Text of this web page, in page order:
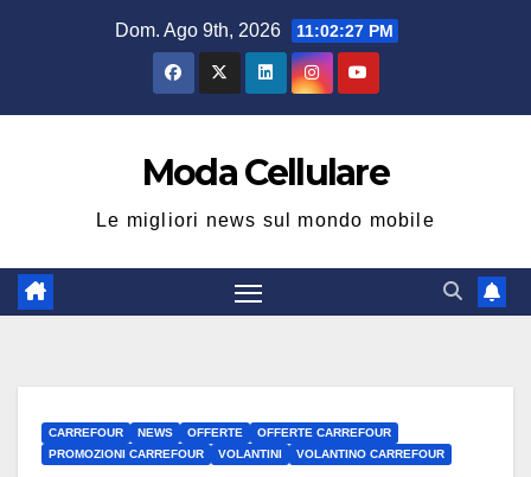
Dom. Ago 9th, 2026 11:02:27 PM
Moda Cellulare
Le migliori news sul mondo mobile
CARREFOUR NEWS OFFERTE
OFFERTE CARREFOUR
PROMOZIONI CARREFOUR
VOLANTINI VOLANTINO CARREFOUR